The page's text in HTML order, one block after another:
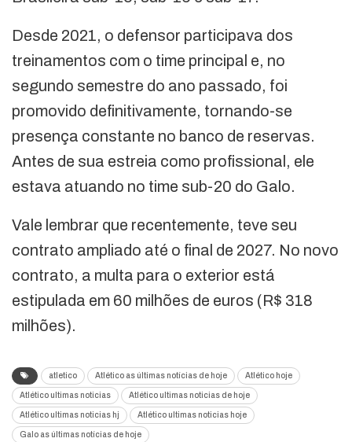
Desde 2021, o defensor participava dos
treinamentos com o time principal e, no
segundo semestre do ano passado, foi
promovido definitivamente, tornando-se
presença constante no banco de reservas.
Antes de sua estreia como profissional, ele
estava atuando no time sub-20 do Galo.
Vale lembrar que recentemente, teve seu
contrato ampliado até o final de 2027. No novo
contrato, a multa para o exterior está
estipulada em 60 milhões de euros (R$ 318
milhões).
atletico Atlético as últimas notícias de hoje Atlético hoje
Atlético ultimas noticias Atlético ultimas noticias de hoje
Atlético ultimas noticias hj Atlético ultimas noticias hoje
Galo as últimas notícias de hoje